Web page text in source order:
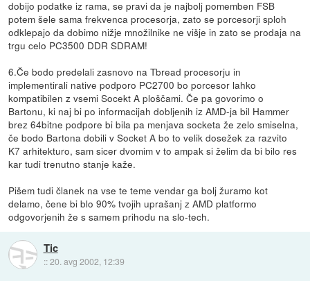
dobijo podatke iz rama, se pravi da je najbolj pomemben FSB
potem šele sama frekvenca procesorja, zato se porcesorji sploh
odklepajo da dobimo nižje množilnike ne višje in zato se prodaja na
trgu celo PC3500 DDR SDRAM!
6.Če bodo predelali zasnovo na Tbread procesorju in
implementirali native podporo PC2700 bo porcesor lahko
kompatibilen z vsemi Socekt A ploščami. Če pa govorimo o
Bartonu, ki naj bi po informacijah dobljenih iz AMD-ja bil Hammer
brez 64bitne podpore bi bila pa menjava socketa že zelo smiselna,
če bodo Bartona dobili v Socket A bo to velik dosežek za razvito
K7 arhitekturo, sam sicer dvomim v to ampak si želim da bi bilo res
kar tudi trenutno stanje kaže.
Pišem tudi članek na vse te teme vendar ga bolj žuramo kot
delamo, čene bi blo 90% tvojih uprašanj z AMD platformo
odgovorjenih že s samem prihodu na slo-tech.
Tic
::20. avg 2002, 12:39